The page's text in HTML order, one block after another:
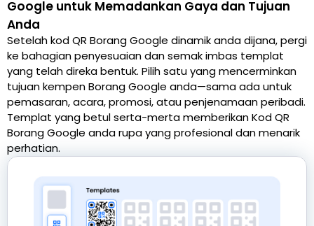
Google untuk Memadankan Gaya dan Tujuan
Anda
Setelah kod QR Borang Google dinamik anda dijana, pergi
ke bahagian penyesuaian dan semak imbas templat
yang telah direka bentuk. Pilih satu yang mencerminkan
tujuan kempen Borang Google anda—sama ada untuk
pemasaran, acara, promosi, atau penjenamaan peribadi.
Templat yang betul serta-merta memberikan Kod QR
Borang Google anda rupa yang profesional dan menarik
perhatian.